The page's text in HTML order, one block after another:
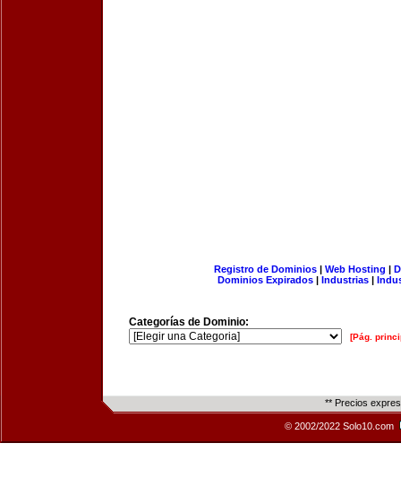
Registro de Dominios| Web Hosting |
Dominios Expirados | Industrias |
Categorías de Dominio:
[Pág.
** Precios
© 2002/2022 Solo10.com